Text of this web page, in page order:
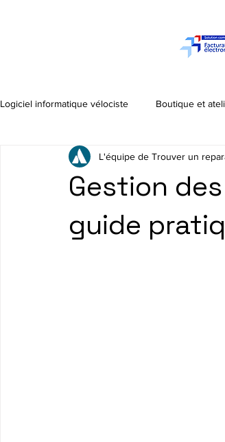
Logiciel informatique vélociste Boutique et
Gestion
guide
L'équipe de Trouver un